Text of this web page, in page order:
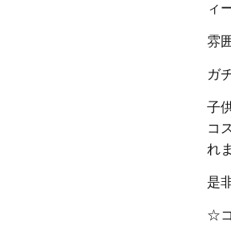
ィ
雰
ガ
子
コ
れ
是
☆